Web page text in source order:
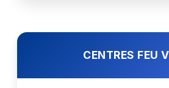
CENTRES FEU